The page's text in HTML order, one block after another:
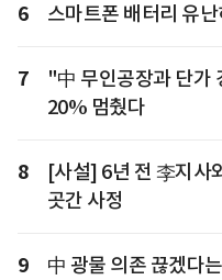
6 스마트폰 배터리 유
7
"中 무인공장과 단가
20% 멈췄다
8
[사설] 6년 전 李지사
곳간 사정
9
中 광물 의존 끊겠다